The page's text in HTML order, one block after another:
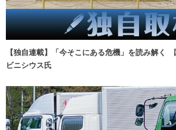
【独自連載】「今そこにある危機」を読み解く
ビニシウス氏